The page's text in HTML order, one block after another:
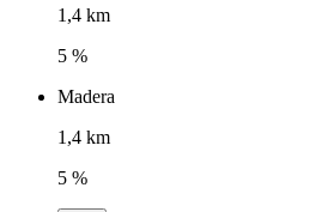
1,4 km
5 %
Madera
1,4 km
5 %